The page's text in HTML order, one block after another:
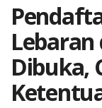
Lebaran
Dibuka,